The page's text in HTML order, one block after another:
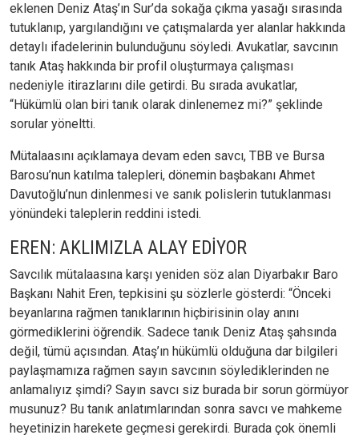
eklenen Deniz Ataş’ın Sur’da sokağa çıkma yasağı sırasında
tutuklanıp, yargılandığını ve çatışmalarda yer alanlar hakkında
detaylı ifadelerinin bulunduğunu söyledi. Avukatlar, savcının
tanık Ataş hakkında bir profil oluşturmaya çalışması
nedeniyle itirazlarını dile getirdi. Bu sırada avukatlar,
“Hükümlü olan biri tanık olarak dinlenemez mi?” şeklinde
sorular yöneltti.
Mütalaasını açıklamaya devam eden savcı, TBB ve Bursa
Barosu’nun katılma talepleri, dönemin başbakanı Ahmet
Davutoğlu’nun dinlenmesi ve sanık polislerin tutuklanması
yönündeki taleplerin reddini istedi.
EREN: AKLIMIZLA ALAY EDİYOR
Savcılık mütalaasına karşı yeniden söz alan Diyarbakır Baro
Başkanı Nahit Eren, tepkisini şu sözlerle gösterdi: “Önceki
beyanlarına rağmen tanıklarının hiçbirisinin olay anını
görmediklerini öğrendik. Sadece tanık Deniz Ataş şahsında
değil, tümü açısından. Ataş’ın hükümlü olduğuna dar bilgileri
paylaşmamıza rağmen sayın savcının söylediklerinden ne
anlamalıyız şimdi? Sayın savcı siz burada bir sorun görmüyor
musunuz? Bu tanık anlatımlarından sonra savcı ve mahkeme
heyetinizin harekete geçmesi gerekirdi. Burada çok önemli